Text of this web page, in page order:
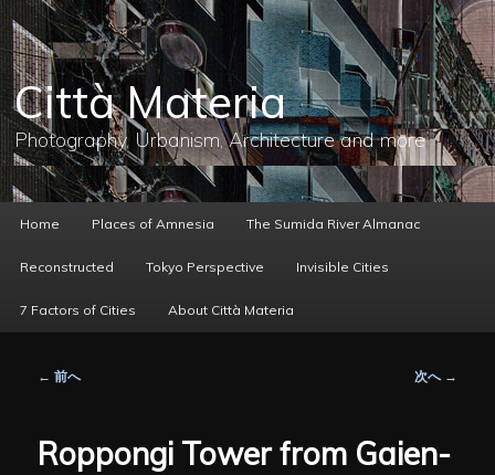
メ
イ
ン
コ
ン
テ
ン
へ
移
動
Città Materia
Photography, Urbanism, Architecture and more
ー
Home Places of Amnesia The Sumida River Almanac
Reconstructed Tokyo Perspective Invisible Cities
7 Factors of Cities About Città Materia
ビ
ゲ
← 前へ 次へ →
Roppongi Tower from Gaien-